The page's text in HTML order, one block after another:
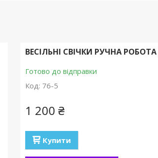
ВЕСІЛЬНІ СВІЧКИ РУЧНА
Готово до відправки
Код: 76-5
1 200 ₴
Купити